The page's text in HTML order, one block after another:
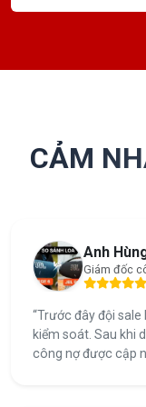
CẢM
Anh
Giám đốc
“Trước đây đội
kiểm soát. Sau khi
công nợ được cập